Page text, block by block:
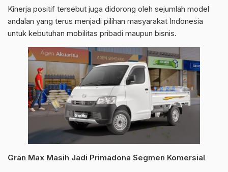
Kinerja positif tersebut juga didorong oleh sejumlah model
andalan yang terus menjadi pilihan masyarakat Indonesia
untuk kebutuhan mobilitas pribadi maupun bisnis.
Gran Max Masih Jadi Primadona Segmen Komersial